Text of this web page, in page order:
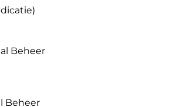
Beheer
Beheer